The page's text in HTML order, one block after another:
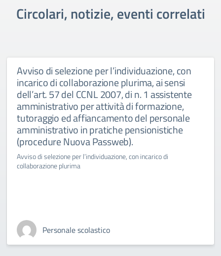
Circolari, notizie, eventi correlati
Avviso di selezione per l’individuazione, con
incarico di collaborazione plurima, ai sensi
dell’art. 57 del CCNL 2007, di n. 1 assistente
amministrativo per attività di formazione,
tutoraggio ed affiancamento del personale
amministrativo in pratiche pensionistiche
(procedure Nuova Passweb).
Avviso di selezione per l’individuazione, con incarico di
collaborazione plurima
Personale scolastico